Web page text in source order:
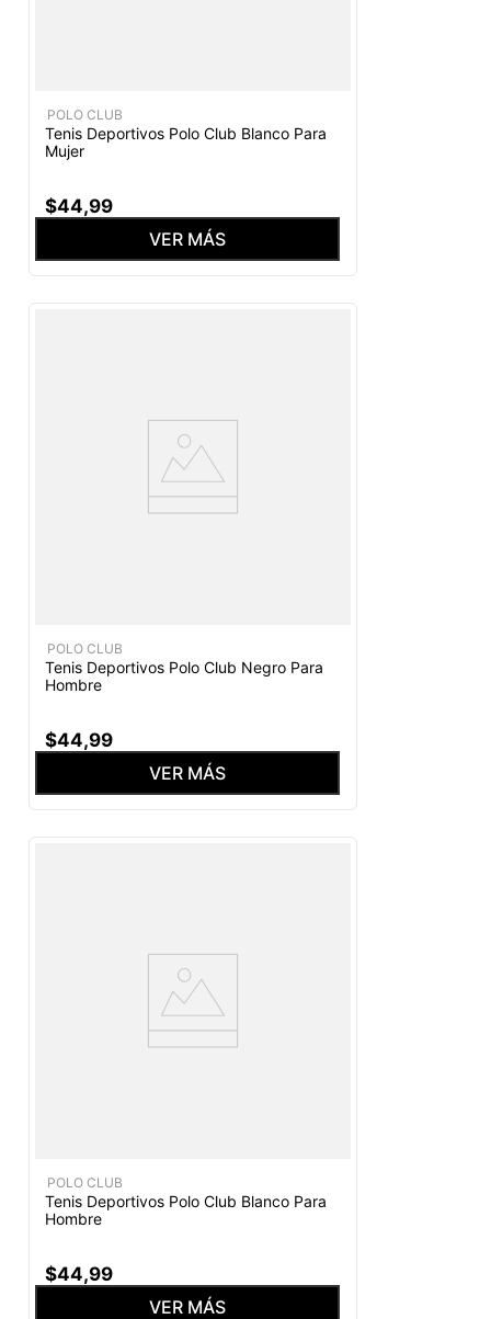
POLO CLUB
Tenis Deportivos Polo Club Blanco Para
Mujer
$44,99
VER MÁS
POLO CLUB
Tenis Deportivos Polo Club Negro Para
Hombre
$44,99
VER MÁS
POLO CLUB
Tenis Deportivos Polo Club Blanco Para
Hombre
$44,99
VER MÁS